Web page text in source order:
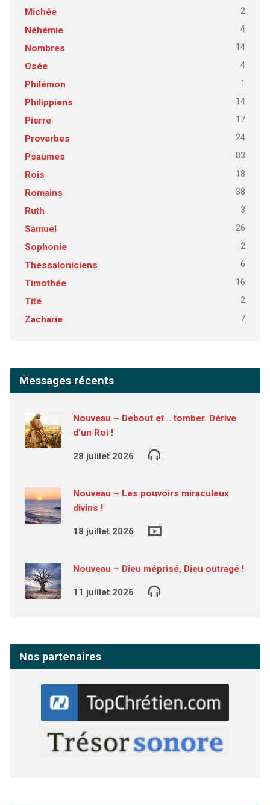
Michée 2
Néhémie 4
Nombres 14
Osée 4
Philémon 1
Philippiens 14
Pierre 17
Proverbes 24
Psaumes 83
Rois 18
Romains 38
Ruth 3
Samuel 26
Sophonie 2
Thessaloniciens 6
Timothée 16
Tite 2
Zacharie 7
Messages récents
Nouveau – Debout et .. tomber. Dérive
d’un Roi !
28 juillet 2026
Nouveau – Les pouvoirs miraculeux
divins !
18 juillet 2026
Nouveau – Dieu méprisé, Dieu outragé !
11 juillet 2026
Nos partenaires